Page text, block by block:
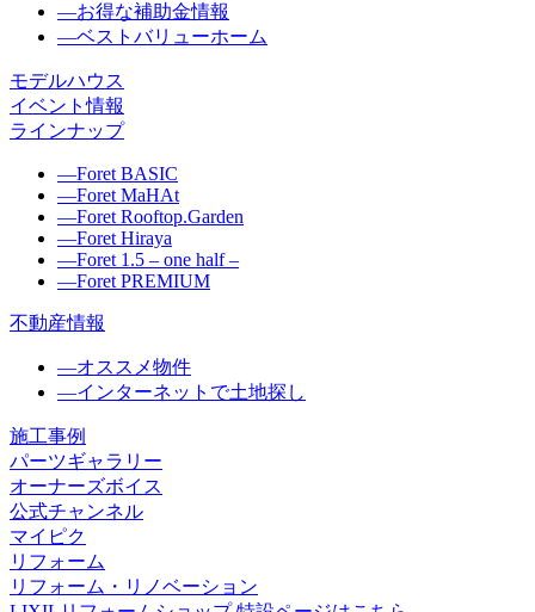
―お得な補助金情報
―ベストバリューホーム
モデルハウス
イベント情報
ラインナップ
―Foret BASIC
―Foret MaHAt
―Foret Rooftop.Garden
―Foret Hiraya
―Foret 1.5 – one half –
―Foret PREMIUM
不動産情報
―オススメ物件
―インターネットで土地探し
施工事例
パーツギャラリー
オーナーズボイス
公式チャンネル
マイピク
リフォーム
リフォーム・リノベーション